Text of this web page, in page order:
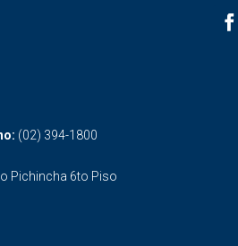
(02) 394-1800
Pichincha 6to Piso